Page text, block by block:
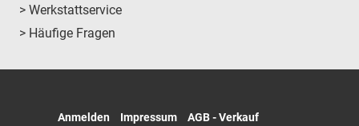
> Werkstattservice
> Häufige Fragen
Anmelden Impressum AGB - Verkauf